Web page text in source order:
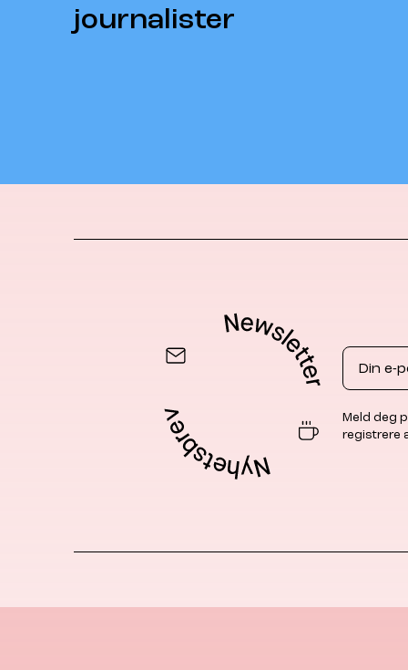
journalister
Email
Meld deg
registrere